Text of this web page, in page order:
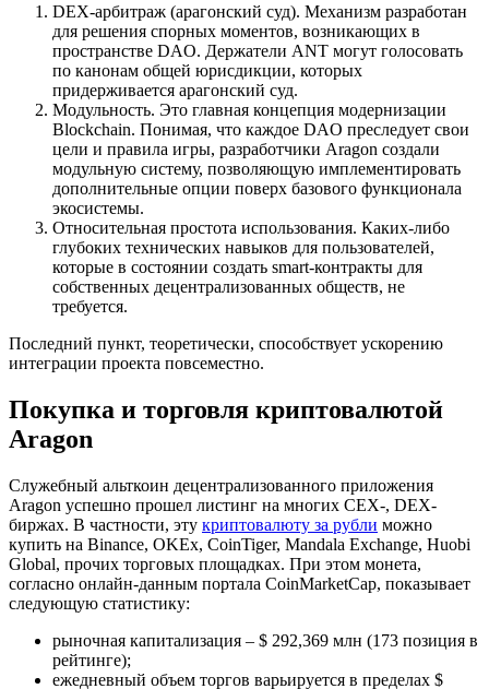
DEX-арбитраж (арагонский суд). Механизм разработан
для решения спорных моментов, возникающих в
пространстве DAO. Держатели ANT могут голосовать
по канонам общей юрисдикции, которых
придерживается арагонский суд.
Модульность. Это главная концепция модернизации
Blockchain. Понимая, что каждое DAO преследует свои
цели и правила игры, разработчики Aragon создали
модульную систему, позволяющую имплементировать
дополнительные опции поверх базового функционала
экосистемы.
Относительная простота использования. Каких-либо
глубоких технических навыков для пользователей,
которые в состоянии создать smart-контракты для
собственных децентрализованных обществ, не
требуется.
Последний пункт, теоретически, способствует ускорению
интеграции проекта повсеместно.
Покупка и торговля криптовалютой
Aragon
Служебный альткоин децентрализованного приложения
Aragon успешно прошел листинг на многих CEX-, DEX-
биржах. В частности, эту криптовалюту за рубли можно
купить на Binance, OKEx, CoinTiger, Mandala Exchange, Huobi
Global, прочих торговых площадках. При этом монета,
согласно онлайн-данным портала CoinMarketCap, показывает
следующую статистику:
рыночная капитализация – $ 292,369 млн (173 позиция в
рейтинге);
ежедневный объем торгов варьируется в пределах $